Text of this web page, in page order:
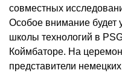
совместных
Особое внимание будет
школы технологий в
Коймбаторе. На
представители